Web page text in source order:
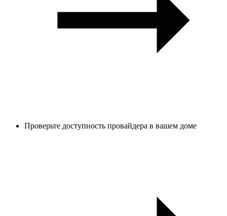
Проверьте доступность провайдера в вашем доме